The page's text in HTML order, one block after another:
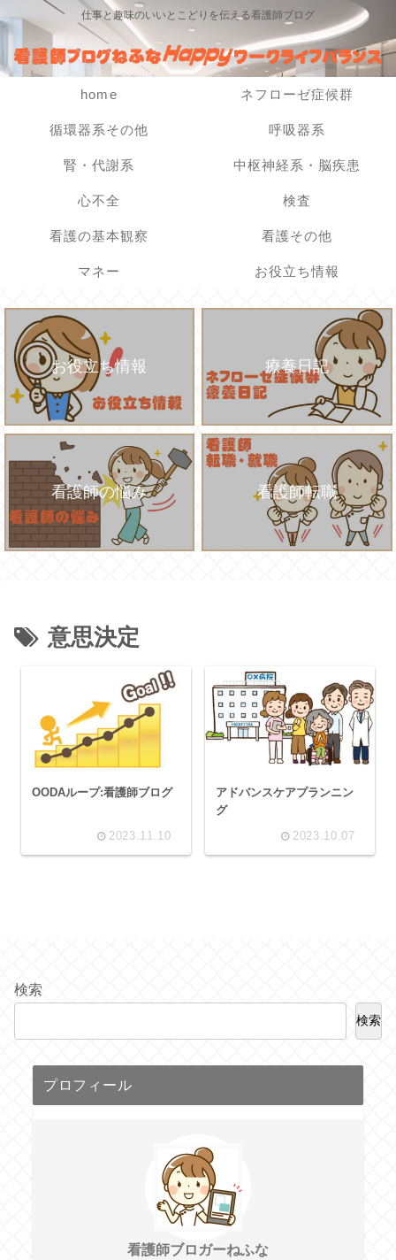
仕事と趣味のいいとこどりを伝える看護師ブログ
home ネフローゼ症候群
循環器系その他 呼吸器系
腎・代謝系 中枢神経系・脳疾患
心不全 検査
看護の基本観察 看護その他
マネー お役立ち情報
お役立ち情報 療養日記
看護師の悩み 看護師転職
意思決定
OODAループ:看護師ブログ
2023.11.10
アドバンスケアプランニン
グ
2023.10.07
検索
検索
プロフィール
看護師ブロガーねふな